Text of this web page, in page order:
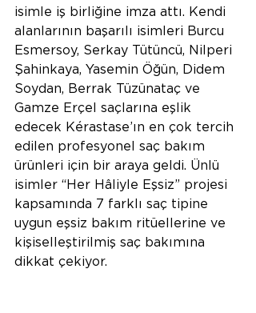
isimle iş birliğine imza attı. Kendi
alanlarının başarılı isimleri Burcu
Esmersoy, Serkay Tütüncü, Nilperi
Şahinkaya, Yasemin Öğün, Didem
Soydan, Berrak Tüzünataç ve
Gamze Erçel saçlarına eşlik
edecek Kérastase’ın en çok tercih
edilen profesyonel saç bakım
ürünleri için bir araya geldi. Ünlü
isimler “Her Hâliyle Eşsiz” projesi
kapsamında 7 farklı saç tipine
uygun eşsiz bakım ritüellerine ve
kişiselleştirilmiş saç bakımına
dikkat çekiyor.